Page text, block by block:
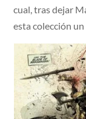
cual, tras dejar
esta colección